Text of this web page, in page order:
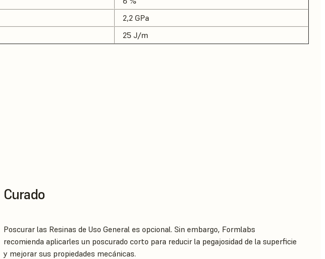
2,2 GPa
25 J/m
Curado
Poscurar las Resinas de Uso General es opcional. Sin embargo, Formlabs
recomienda aplicarles un poscurado corto para reducir la pegajosidad de la superficie
y mejorar sus propiedades mecánicas.